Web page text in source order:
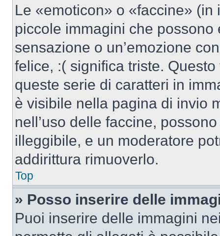
Le «emoticon» o «faccine»
piccole immagini che
sensazione o un’emozione
felice, :( significa triste.
queste serie di caratteri in
è visibile nella pagina di invio
nell’uso delle faccine,
illeggibile, e un moderatore
addirittura rimuoverlo.
Top
» Posso inserire delle
Puoi inserire delle immagini